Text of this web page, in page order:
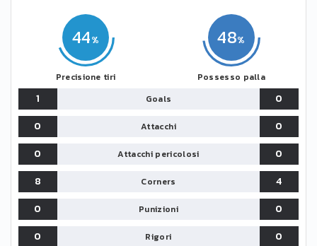
44
Precisione tiri
48
Possesso palla
1 Goals
0
0
Attacchi
0
0
Attacchi pericolosi
0
8
Corners
4
0
Punizioni
0
0
Rigori 0